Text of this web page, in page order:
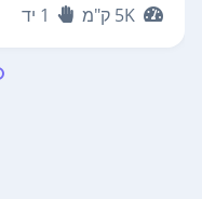
5K ק"מ 1 יד